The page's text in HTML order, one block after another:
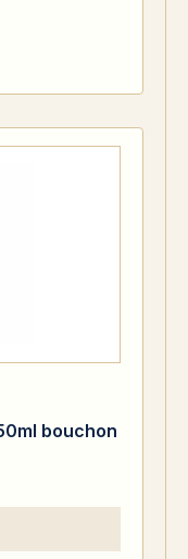
bouchon